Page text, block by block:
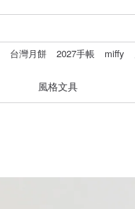
台灣月餅 2027手帳 miffy
風格文具